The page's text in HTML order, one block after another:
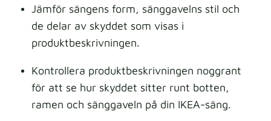
Jämför sängens form, sänggavelns stil och
de delar av skyddet som visas i
produktbeskrivningen.
Kontrollera produktbeskrivningen noggrant
för att se hur skyddet sitter runt botten,
ramen och sänggaveln på din IKEA-säng.